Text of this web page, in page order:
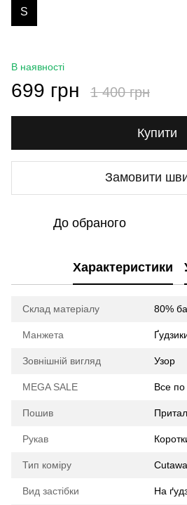
S
В наявності
699 грн 1 400 грн
Купити
Замовити
До обраного
Характеристики
Склад матеріалу 80%
Манжета
Зовнішній вигляд Узор
MEGA SALE Все по
Пошив
Рукав
Тип коміру
Вид застібки На